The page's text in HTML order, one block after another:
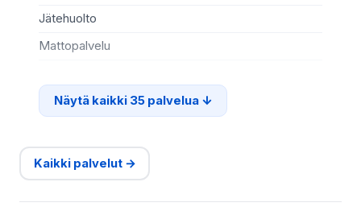
Jätehuolto
Mattopalvelu
Näytä kaikki 35 palvelua
Kaikki palvelut →